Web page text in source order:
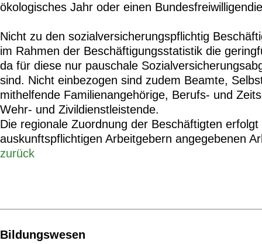
ökologisches Jahr oder einen
Nicht zu den sozialversicherungspflichtig
im Rahmen der Beschäftigungsstatistik die
da für diese nur pauschale
sind. Nicht einbezogen sind zudem Beamte,
mithelfende Familienangehörige, Berufs- und
Wehr- und Zivildienstleistende.
Die regionale Zuordnung der Beschäftigten
auskunftspflichtigen Arbeitgebern angegebenen
zurück
Bildungswesen